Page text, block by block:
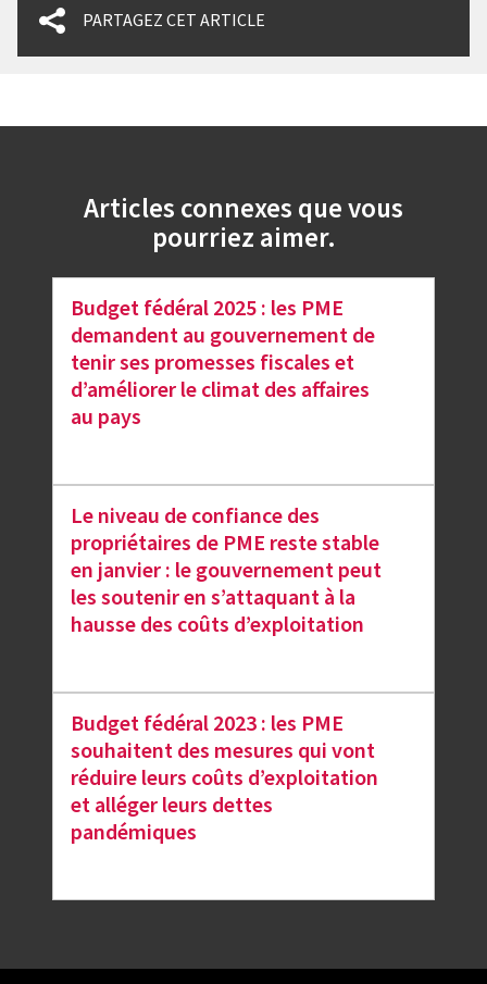
PARTAGEZ CET ARTICLE
Articles connexes que vous
pourriez aimer.
Budget fédéral 2025 : les PME
demandent au gouvernement de
tenir ses promesses fiscales et
d’améliorer le climat des affaires
au pays
Le niveau de confiance des
propriétaires de PME reste stable
en janvier : le gouvernement peut
les soutenir en s’attaquant à la
hausse des coûts d’exploitation
Budget fédéral 2023 : les PME
souhaitent des mesures qui vont
réduire leurs coûts d’exploitation
et alléger leurs dettes
pandémiques